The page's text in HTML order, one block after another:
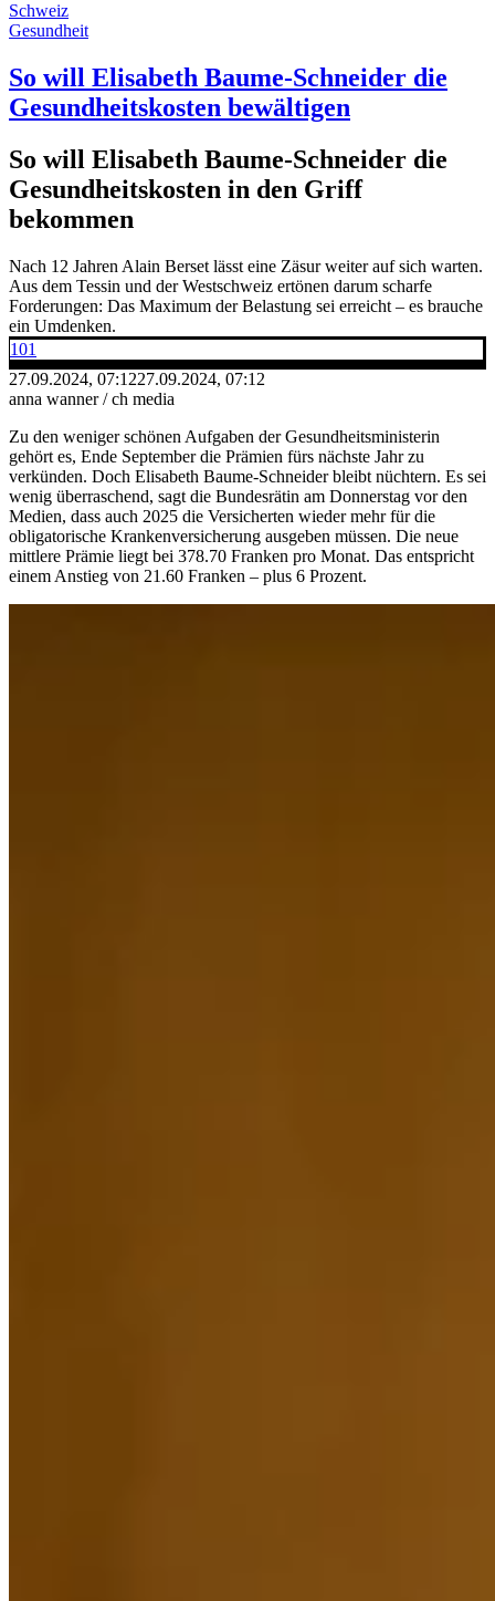
Schweiz
Gesundheit
So will Elisabeth Baume-Schneider die
Gesundheitskosten bewältigen
So will Elisabeth Baume-Schneider die
Gesundheitskosten in den Griff
bekommen
Nach 12 Jahren Alain Berset lässt eine Zäsur weiter auf sich warten.
Aus dem Tessin und der Westschweiz ertönen darum scharfe
Forderungen: Das Maximum der Belastung sei erreicht – es brauche
ein Umdenken.
101
27.09.2024, 07:1227.09.2024, 07:12
anna wanner / ch media
Zu den weniger schönen Aufgaben der Gesundheitsministerin
gehört es, Ende September die Prämien fürs nächste Jahr zu
verkünden. Doch Elisabeth Baume-Schneider bleibt nüchtern. Es sei
wenig überraschend, sagt die Bundesrätin am Donnerstag vor den
Medien, dass auch 2025 die Versicherten wieder mehr für die
obligatorische Krankenversicherung ausgeben müssen. Die neue
mittlere Prämie liegt bei 378.70 Franken pro Monat. Das entspricht
einem Anstieg von 21.60 Franken – plus 6 Prozent.